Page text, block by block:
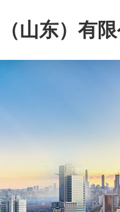
山东）有